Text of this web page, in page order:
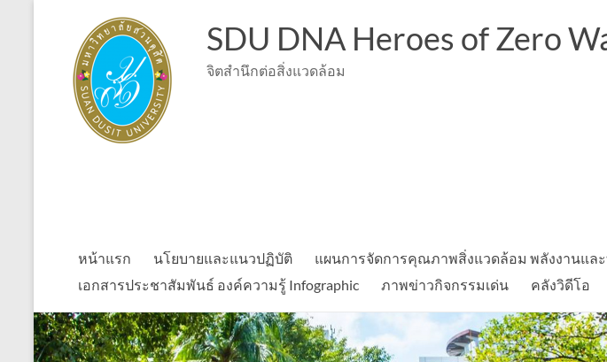
content
SDU DNA Heroes of Zero
จิตสำนึกต่อสิ่งแวดล้อม
หน้าแรก นโยบายและแนวปฏิบัติ แผนการจัดการคุณภาพสิ่งแวดล้อม พลังงานแล
เอกสารประชาสัมพันธ์ องค์ความรู้ Infographic
ภาพข่าวกิจกรรมเด่น คลังวิดีโอ